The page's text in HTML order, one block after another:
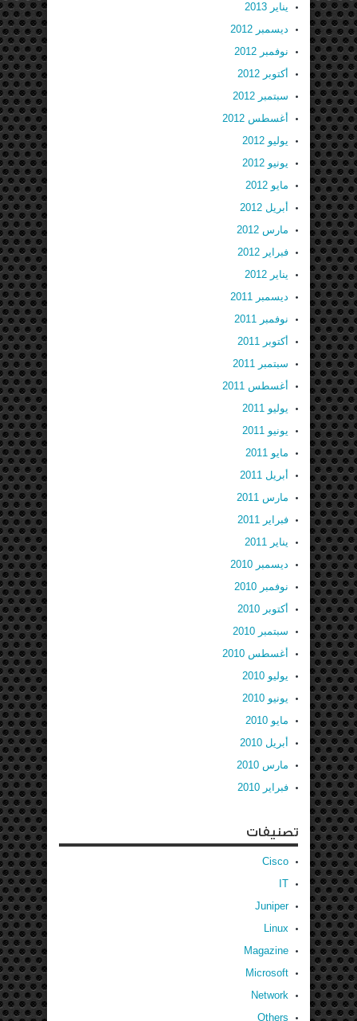
يناير 2013
ديسمبر 2012
نوفمبر 2012
أكتوبر 2012
سبتمبر 2012
أغسطس 2012
يوليو 2012
يونيو 2012
مايو 2012
أبريل 2012
مارس 2012
فبراير 2012
يناير 2012
ديسمبر 2011
نوفمبر 2011
أكتوبر 2011
سبتمبر 2011
أغسطس 2011
يوليو 2011
يونيو 2011
مايو 2011
أبريل 2011
مارس 2011
فبراير 2011
يناير 2011
ديسمبر 2010
نوفمبر 2010
أكتوبر 2010
سبتمبر 2010
أغسطس 2010
يوليو 2010
يونيو 2010
مايو 2010
أبريل 2010
مارس 2010
فبراير 2010
تصنيفات
Cisco
IT
Juniper
Linux
Magazine
Microsoft
Network
Others